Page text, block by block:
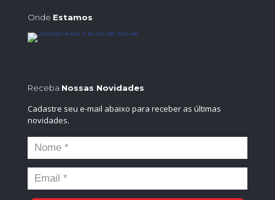
Onde Estamos
Receba Nossas Novidades
Cadastre seu e-mail abaixo para receber as últimas
novidades.